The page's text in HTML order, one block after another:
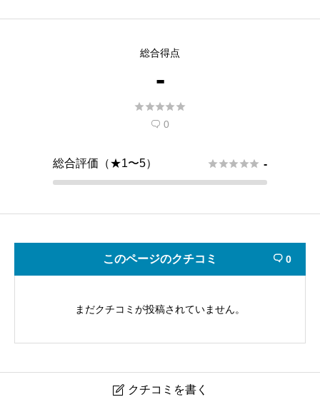
総合得点
-

 0
総合評価（★1〜5）  -
このページのクチコミ  0
まだクチコミが投稿されていません。
 クチコミを書く